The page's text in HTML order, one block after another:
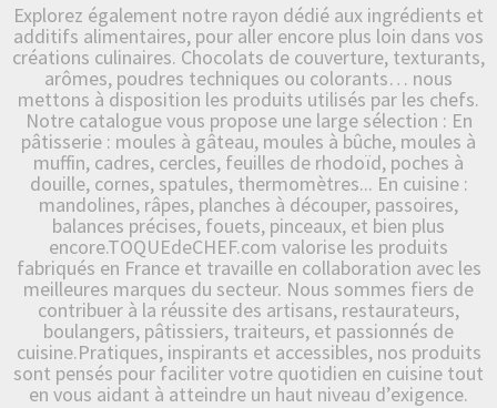
Explorez également notre rayon dédié aux ingrédients et
additifs alimentaires, pour aller encore plus loin dans vos
créations culinaires. Chocolats de couverture, texturants,
arômes, poudres techniques ou colorants… nous
mettons à disposition les produits utilisés par les chefs.
Notre catalogue vous propose une large sélection : En
pâtisserie : moules à gâteau, moules à bûche, moules à
muffin, cadres, cercles, feuilles de rhodoïd, poches à
douille, cornes, spatules, thermomètres... En cuisine :
mandolines, râpes, planches à découper, passoires,
balances précises, fouets, pinceaux, et bien plus
encore.TOQUEdeCHEF.com valorise les produits
fabriqués en France et travaille en collaboration avec les
meilleures marques du secteur. Nous sommes fiers de
contribuer à la réussite des artisans, restaurateurs,
boulangers, pâtissiers, traiteurs, et passionnés de
cuisine.Pratiques, inspirants et accessibles, nos produits
sont pensés pour faciliter votre quotidien en cuisine tout
en vous aidant à atteindre un haut niveau d’exigence.